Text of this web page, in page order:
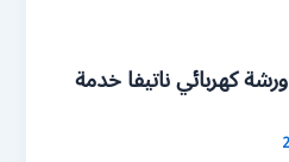
كراج ناتيفا 99007366 ورشة كهربائي ناتيفا خدمة